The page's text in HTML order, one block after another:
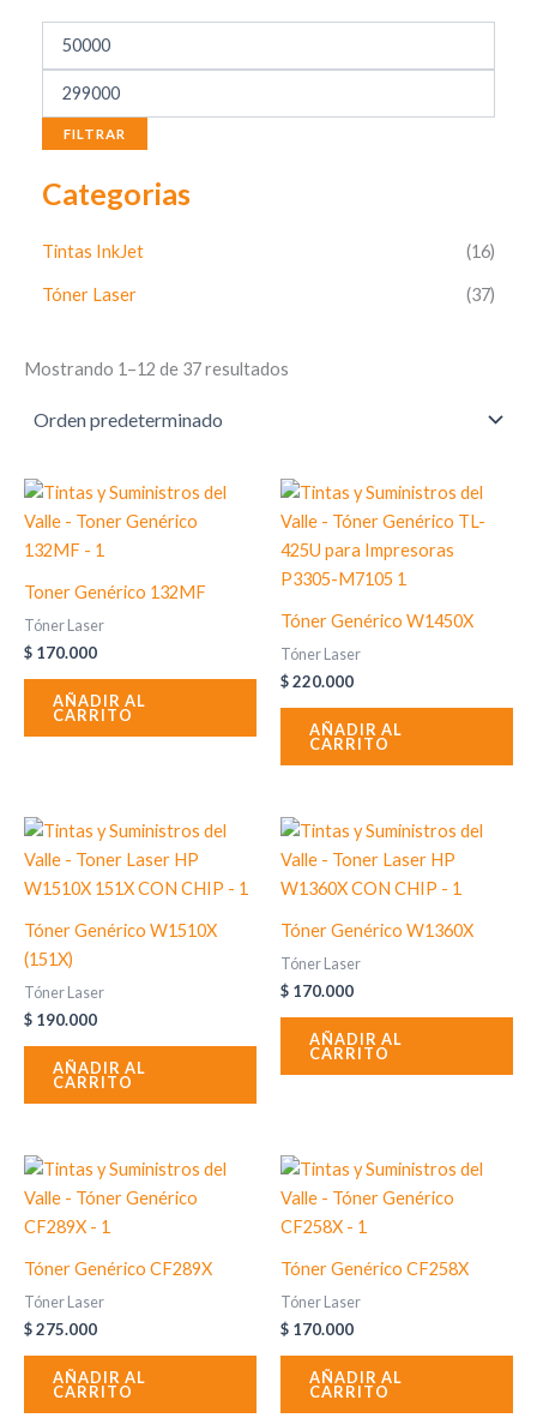
FILTRAR
Categorias
Tintas InkJet (16)
Tóner Laser (37)
Mostrando 1–12 de 37 resultados
Toner Genérico 132MF
Tóner Laser
$ 170.000
AÑADIR AL
CARRITO
Tóner Genérico W1450X
Tóner Laser
$220.000
AÑADIR AL
CARRITO
Tóner Genérico W1510X
(151X)
Tóner Laser
$ 190.000
AÑADIR AL
CARRITO
Tóner Genérico W1360X
Tóner Laser
$ 170.000
AÑADIR AL
CARRITO
Tóner Genérico CF289X
Tóner Laser
$275.000
AÑADIR AL
CARRITO
Tóner Genérico CF258X
Tóner Laser
$ 170.000
AÑADIR AL
CARRITO